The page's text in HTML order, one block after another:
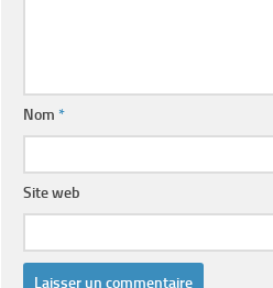
Nom *
Site web